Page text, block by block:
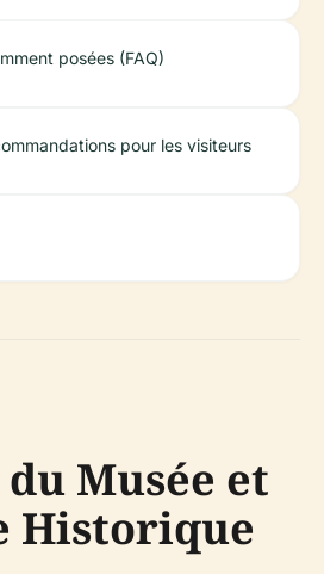
posées (FAQ)
pour les visiteurs
Musée et
Historique